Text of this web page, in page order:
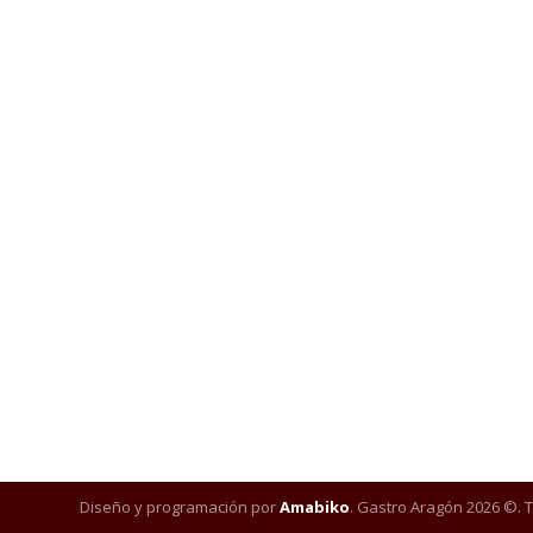
Diseño y programación porAmabiko. Gastro Aragón 2026 ©.